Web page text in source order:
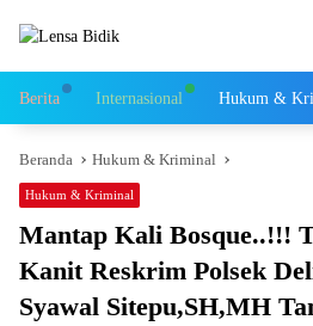
Berita Internasional Hukum &
Beranda Hukum & Kriminal
Hukum & Kriminal
Mantap Kali Bosque..!!!
Kanit Reskrim Polsek
Syawal Sitepu,SH,MH